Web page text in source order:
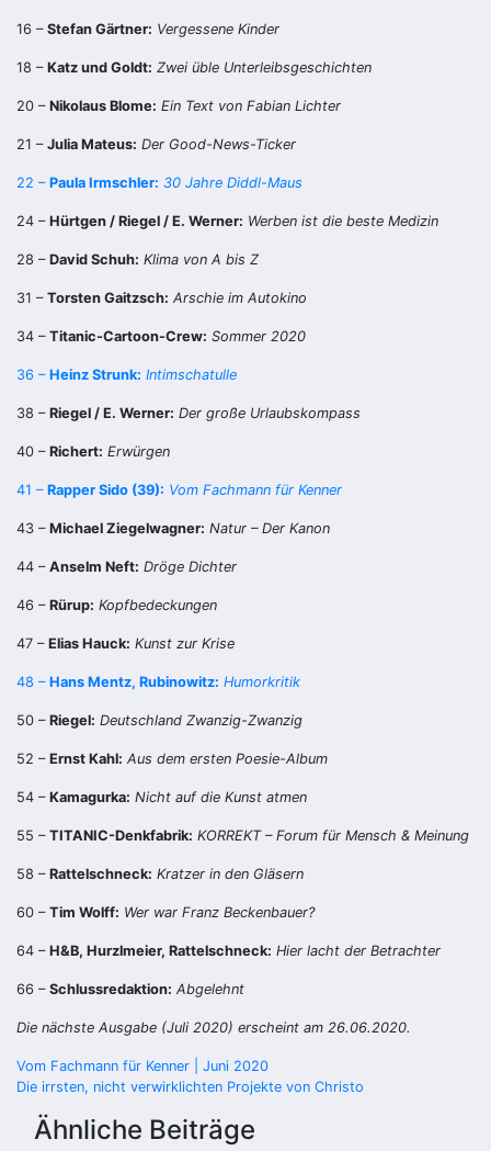
16 – Stefan Gärtner: Vergessene Kinder
18 – Katz und Goldt: Zwei üble Unterleibsgeschichten
20 – Nikolaus Blome: Ein Text von Fabian Lichter
21 – Julia Mateus: Der Good-News-Ticker
22 – Paula Irmschler: 30 Jahre Diddl-Maus
24 – Hürtgen / Riegel / E. Werner: Werben ist die beste Medizin
28 – David Schuh: Klima von A bis Z
31 – Torsten Gaitzsch: Arschie im Autokino
34 – Titanic-Cartoon-Crew: Sommer 2020
36 – Heinz Strunk: Intimschatulle
38 – Riegel / E. Werner: Der große Urlaubskompass
40 – Richert: Erwürgen
41 – Rapper Sido (39): Vom Fachmann für Kenner
43 – Michael Ziegelwagner: Natur – Der Kanon
44 – Anselm Neft: Dröge Dichter
46 – Rürup: Kopfbedeckungen
47 – Elias Hauck: Kunst zur Krise
48 – Hans Mentz, Rubinowitz: Humorkritik
50 – Riegel: Deutschland Zwanzig-Zwanzig
52 – Ernst Kahl: Aus dem ersten Poesie-Album
54 – Kamagurka: Nicht auf die Kunst atmen
55 – TITANIC-Denkfabrik: KORREKT – Forum für Mensch & Meinung
58 – Rattelschneck: Kratzer in den Gläsern
60 – Tim Wolff: Wer war Franz Beckenbauer?
64 – H&B, Hurzlmeier, Rattelschneck: Hier lacht der Betrachter
66 – Schlussredaktion: Abgelehnt
Die nächste Ausgabe (Juli 2020) erscheint am 26.06.2020.
Beitragsnavigation
Vom Fachmann für Kenner | Juni 2020
Die irrsten, nicht verwirklichten Projekte von Christo
Ähnliche Beiträge